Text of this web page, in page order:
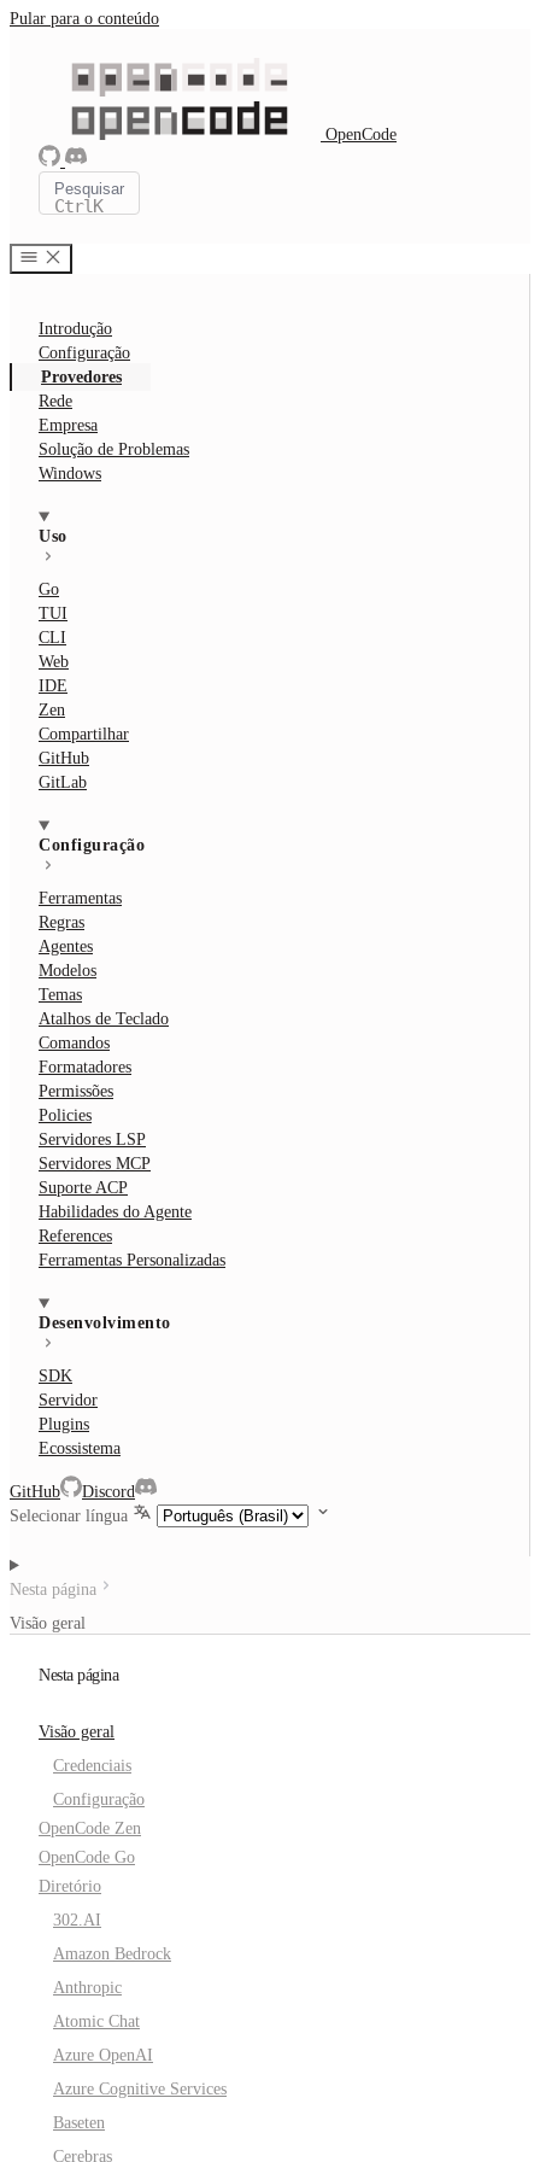
Pular para o conteúdo
OpenCode
Pesquisar
CtrlK
Introdução
Configuração
Provedores
Rede
Empresa
Solução de Problemas
Windows
Uso
Go
TUI
CLI
Web
IDE
Zen
Compartilhar
GitHub
GitLab
Configuração
Ferramentas
Regras
Agentes
Modelos
Temas
Atalhos de Teclado
Comandos
Formatadores
Permissões
Policies
Servidores LSP
Servidores MCP
Suporte ACP
Habilidades do Agente
References
Ferramentas Personalizadas
Desenvolvimento
SDK
Servidor
Plugins
Ecossistema
GitHub
Discord
Selecionar língua
Nesta página
Visão geral
Nesta página
Visão geral
Credenciais
Configuração
OpenCode Zen
OpenCode Go
Diretório
302.AI
Amazon Bedrock
Anthropic
Atomic Chat
Azure OpenAI
Azure Cognitive Services
Baseten
Cerebras